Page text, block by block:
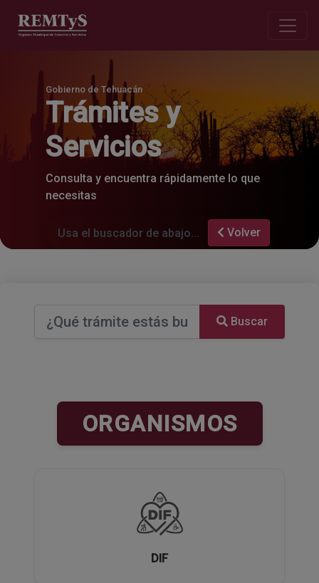
Gobierno de Tehuacán
Trámites y
Servicios
Consulta y encuentra rápidamente lo que
necesitas
Volver
Buscar
ORGANISMOS
DIF